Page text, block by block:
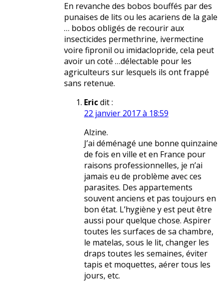
En revanche des bobos bouffés par des
punaises de lits ou les acariens de la gale
… bobos obligés de recourir aux
insecticides permethrine, ivermectine
voire fipronil ou imidaclopride, cela peut
avoir un coté …délectable pour les
agriculteurs sur lesquels ils ont frappé
sans retenue.
Ericdit :
22 janvier 2017 à 18:59
Alzine.
J’ai déménagé une bonne quinzaine
de fois en ville et en France pour
raisons professionnelles, je n’ai
jamais eu de problème avec ces
parasites. Des appartements
souvent anciens et pas toujours en
bon état. L’hygiène y est peut être
aussi pour quelque chose. Aspirer
toutes les surfaces de sa chambre,
le matelas, sous le lit, changer les
draps toutes les semaines, éviter
tapis et moquettes, aérer tous les
jours, etc.